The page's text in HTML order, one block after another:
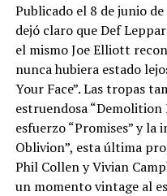
Publicado el 8 de junio de
dejó claro que Def
el mismo Joe Elliott
nunca hubiera estado
Your Face”. Las tropas
estruendosa
esfuerzo “Promises” y
Oblivion”, esta última
Phil Collen y Vivian
un momento vintage al